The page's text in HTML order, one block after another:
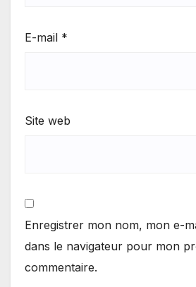
E-mail *
Site web
Enregistrer mon nom, mon e-
dans le navigateur pour mon
commentaire.